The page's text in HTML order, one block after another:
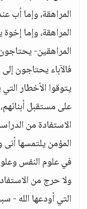
المراهقة، وإما أب
المراهقة، وإما
المراهقين-
فالآباء يحتاجون
يتوقوا الأخطار
على مستقبل
الاستفادة من
المؤمن يلتمسها
في علوم النفس
ولا حرج من
التي أودعها الله -